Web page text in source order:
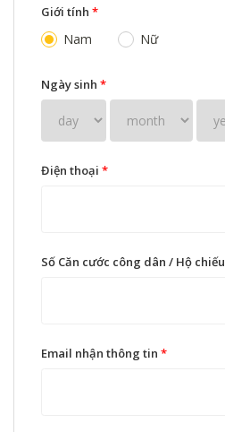
Giới tính *
Nam Nữ
Ngày sinh *
Điện thoại *
Số Căn cước công dân / Hộ chiếu
Email nhận thông tin *